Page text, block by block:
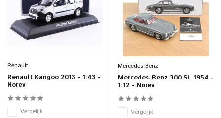
Renault
Renault Kangoo 2013 - 1:43 -
Norev
Vergelijk
Mercedes-Benz
Mercedes-Benz 300 SL 1954 -
1:12 - Norev
Vergelijk